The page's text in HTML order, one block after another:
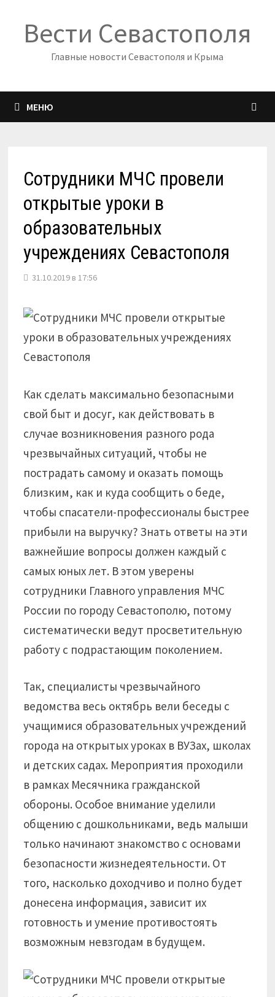
содержимому
Вести Севастополя
Главные новости Севастополя и Крыма
МЕНЮ
Сотрудники МЧС провели
открытые уроки в
образовательных
учреждениях Севастополя
31.10.2019 в 17:56
Как сделать максимально безопасными
свой быт и досуг, как действовать в
случае возникновения разного рода
чрезвычайных ситуаций, чтобы не
пострадать самому и оказать помощь
близким, как и куда сообщить о беде,
чтобы спасатели-профессионалы быстрее
прибыли на выручку? Знать ответы на эти
важнейшие вопросы должен каждый с
самых юных лет. В этом уверены
сотрудники Главного управления МЧС
России по городу Севастополю, потому
систематически ведут просветительную
работу с подрастающим поколением.
Так, специалисты чрезвычайного
ведомства весь октябрь вели беседы с
учащимися образовательных учреждений
города на открытых уроках в ВУЗах, школах
и детских садах. Мероприятия проходили
в рамках Месячника гражданской
обороны. Особое внимание уделили
общению с дошкольниками, ведь малыши
только начинают знакомство с основами
безопасности жизнедеятельности. От
того, насколько доходчиво и полно будет
донесена информация, зависит их
готовность и умение противостоять
возможным невзгодам в будущем.